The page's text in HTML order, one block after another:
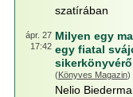
szatírában
ápr. 27
17:42
Milyen egy
egy fiatal
(Könyves Magazin)
Nelio